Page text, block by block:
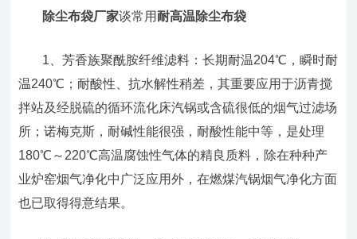
除尘布袋厂家谈常用耐高温除尘布袋
1、芳香族聚酰胺纤维滤料：长期耐温204℃，瞬时耐
温240℃；耐酸性、抗水解性稍差，其重要应用于沥青搅
拌站及经脱硫的循环流化床汽锅或含硫很低的烟气过滤场
所；诺梅克斯，耐碱性能很强，耐酸性能中等，是处理
180℃～220℃高温腐蚀性气体的精良质料，除在种种产
业炉窑烟气净化中广泛应用外，在燃煤汽锅烟气净化方面
也已取得得意结果。